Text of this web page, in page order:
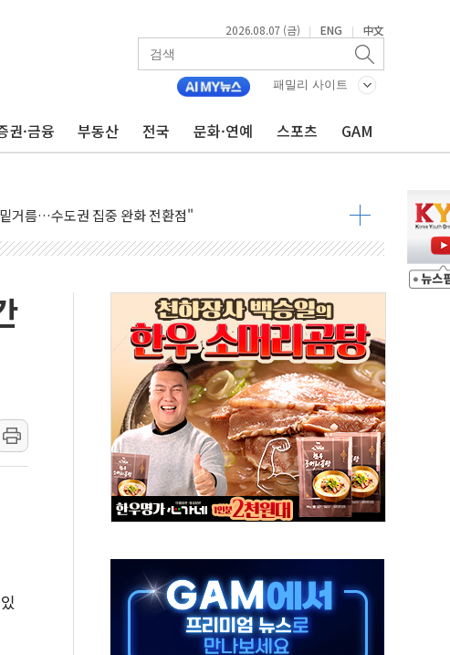
2026.08.07 (금) | ENG | 中文
패밀리 사이트
권·금융 부동산 전국 문화·연예 스포츠 GAM
체결
클라우드플레어·태양광주↑ VS 트레이드데스크·웬디스↓
시엔 톤 낮춰
...포항시 '시끌'
' 주재… "전폭적 공급 확대·속도전 총력"
과…美 태양광주 급등
망해도 놀랍지 않아"
태양광 착공…여의도 1.6배 규모
하락...금융주 낙폭 커
안권 8~9일 최대 100mm 호우
정' 체결… 수니파 국가들의 새 안보 협력 구도
클라비온 59㎡ 18억원대
국토부-서울시 '정책 엇박자'
'…생애최초만 경쟁 치열
감...석유·가스주 올랐지만 빈그룹이 상쇄